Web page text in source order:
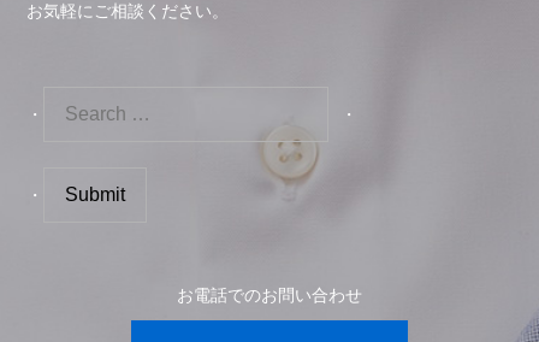
お気軽にご相談ください。
お電話でのお問い合わせ